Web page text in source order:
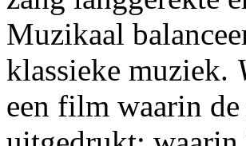
Muzikaal
klassieke muziek.
een film waarin